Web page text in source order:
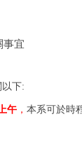
事宜
下:
午 ， 本系可於時